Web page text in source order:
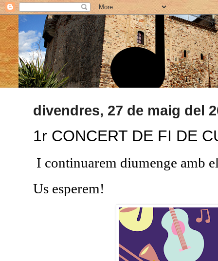
divendres, 27 de maig del
1r CONCERT DE FI DE
I continuarem diumenge amb
Us esperem!